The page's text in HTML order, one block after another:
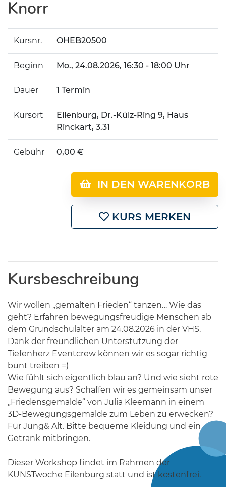
Knorr
Kursnr. OHEB20500
Beginn Mo., 24.08.2026, 16:30 - 18:00 Uhr
Dauer 1 Termin
Kursort
Eilenburg, Dr.-Külz-Ring 9, Haus
Rinckart, 3.31
Gebühr 0,00 €
IN DEN WARENKORB
KURS MERKEN
Kursbeschreibung
Wir wollen „gemalten Frieden“ tanzen… Wie das
geht? Erfahren bewegungsfreudige Menschen ab
dem Grundschulalter am 24.08.2026 in der VHS.
Dank der freundlichen Unterstützung der
Tiefenherz Eventcrew können wir es sogar richtig
bunt treiben =)
Wie fühlt sich eigentlich blau an? Und wie sieht rote
Bewegung aus? Schaffen wir es gemeinsam unser
„Friedensgemälde“ von Julia Kleemann in einem
3D-Bewegungsgemälde zum Leben zu erwecken?
Für Jung& Alt. Bitte bequeme Kleidung und ein
Getränk mitbringen.
Dieser Workshop findet im Rahmen der
KUNSTwoche Eilenburg statt und ist kostenfrei.